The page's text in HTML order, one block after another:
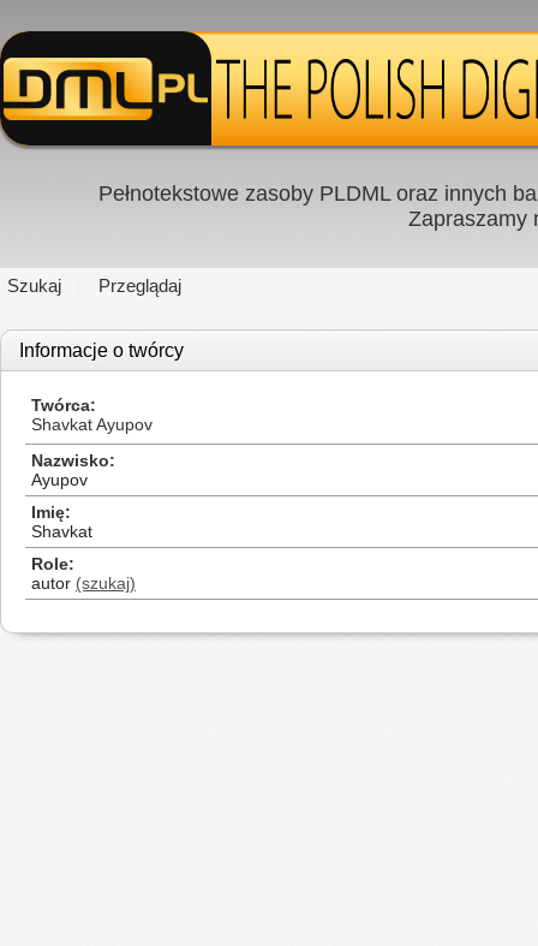
Pełnotekstowe zasoby PLDML oraz innych
Zapraszamy
Szukaj Przeglądaj
Informacje o twórcy
Twórca
Shavkat Ayupov
Nazwisko
Ayupov
Imię
Shavkat
Role
autor (szukaj)